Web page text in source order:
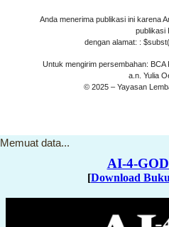
Anda menerima publikasi ini karena
publikasi
dengan alamat: :
Untuk mengirim persembahan: BCA
a.n. Yulia
© 2025 – Yayasan
Memuat data...